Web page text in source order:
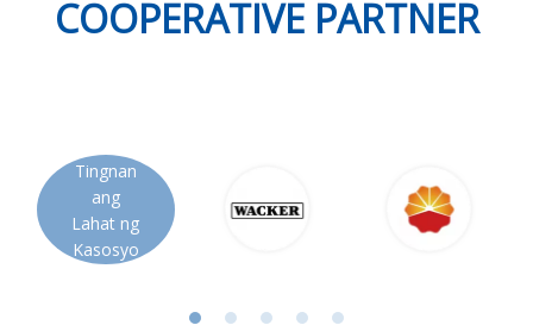
COOPERATIVE PARTNER
Tingnan
ang
Lahat ng
Kasosyo